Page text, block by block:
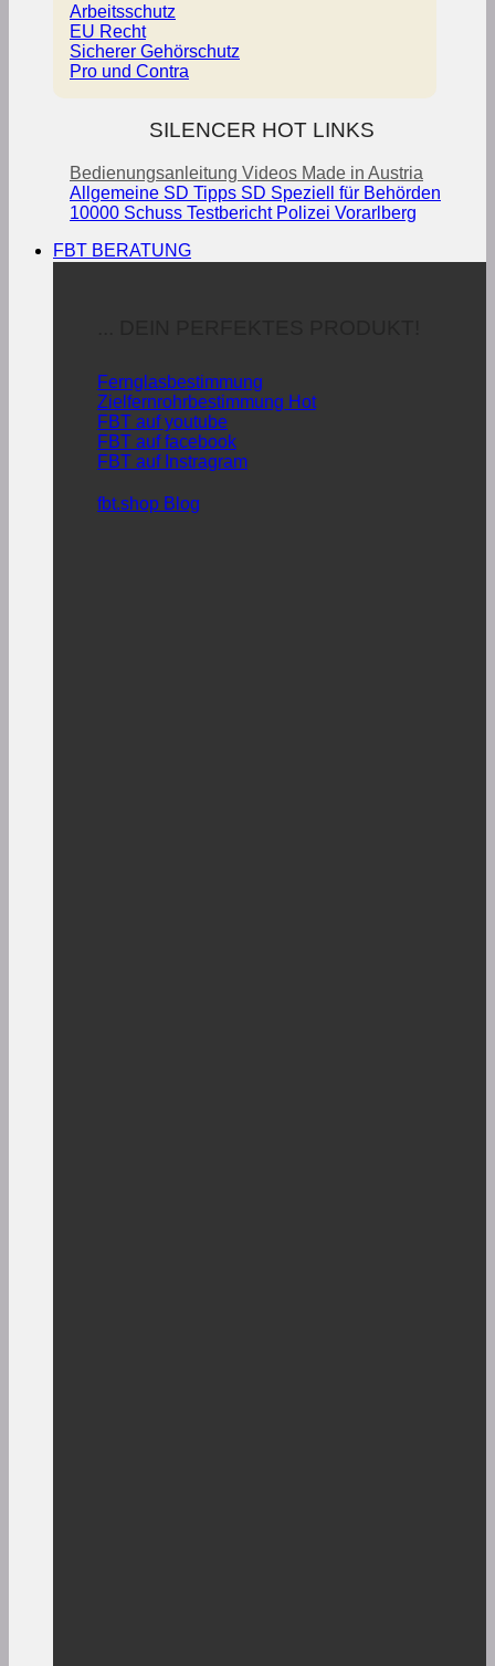
Arbeitsschutz
EU Recht
Sicherer Gehörschutz
Pro und Contra
SILENCER HOT LINKS
Bedienungsanleitung Videos Made in Austria
Allgemeine SD Tipps SD Speziell für Behörden
10000 Schuss Testbericht Polizei Vorarlberg
FBT BERATUNG
Fernglasbestimmung
Zielfernrohrbestimmung
FBT auf youtube
FBT auf facebook
FBT auf Instragram
fbt.shop Blog